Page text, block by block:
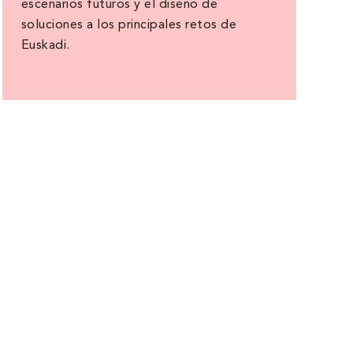
escenarios futuros y el diseño de
soluciones a los principales retos de
Euskadi.